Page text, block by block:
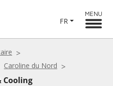
FR
MENU
Caroline du Nord
Cooling